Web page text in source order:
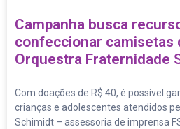
Campanha busca
confeccionar camisetas
Orquestra Fraternidade
Com doações de R$ 40, é possível
crianças e adolescentes atendidos
Schimidt – assessoria de imprensa